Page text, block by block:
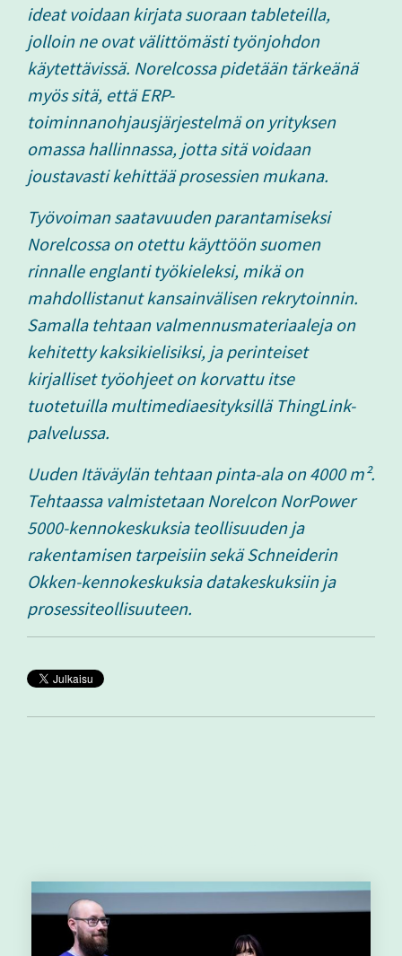
ideat voidaan kirjata suoraan tableteilla,
jolloin ne ovat välittömästi työnjohdon
käytettävissä. Norelcossa pidetään tärkeänä
myös sitä, että ERP-
toiminnanohjausjärjestelmä on yrityksen
omassa hallinnassa, jotta sitä voidaan
joustavasti kehittää prosessien mukana.
Työvoiman saatavuuden parantamiseksi
Norelcossa on otettu käyttöön suomen
rinnalle englanti työkieleksi, mikä on
mahdollistanut kansainvälisen rekrytoinnin.
Samalla tehtaan valmennusmateriaaleja on
kehitetty kaksikielisiksi, ja perinteiset
kirjalliset työohjeet on korvattu itse
tuotetuilla multimediaesityksillä ThingLink-
palvelussa.
Uuden Itäväylän tehtaan pinta-ala on 4000 m².
Tehtaassa valmistetaan Norelcon NorPower
5000-kennokeskuksia teollisuuden ja
rakentamisen tarpeisiin sekä Schneiderin
Okken-kennokeskuksia datakeskuksiin ja
prosessiteollisuuteen.